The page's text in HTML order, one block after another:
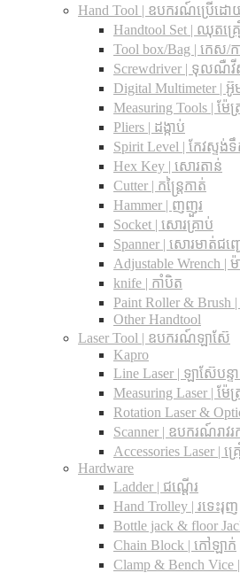
Hand Tool | ឧបករណ៍ប្រើដោ
Handtool Set | ឈុតគ្រ
Tool box/Bag | កេស/
Screwdriver | ទុលណឺ
Digital Multimeter | អ៊ូ
Measuring Tools | ម៉ែត្
Pliers | ដង្កាប់
Spirit Level | កែវស្ទង់
Hex Key | សោរតាន់
Cutter | កន្រ្តៃកាត់
Hammer | ញញួរ
Socket | សោរគ្រាប់
Spanner |​ សោរមាត់ជញ្
Adjustable Wrench |​
knife | កាំបិត
Paint Roller & Brush
Other Handtool
Laser Tool | ឧបករណ៍ឡាស៊ែ
Kapro
Line Laser | ឡាស៊ែបន្ទ
Measuring Laser | ម៉ែ
Rotation Laser &
Scanner | ឧបករណ៍រាវរ
Accessories Laser | គ្
Hardware
Ladder | ជណ្តើរ
Hand Trolley | រទេះរុញ
Bottle jack & floor
Chain Block | កៅឡាក់
Clamp & Bench Vice |